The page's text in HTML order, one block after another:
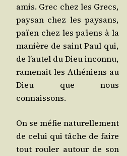
amis. Grec chez les Grecs,
pay­san chez les pay­sans,
païen chez les païens à la
manière de saint Paul qui,
de l’au­tel du Dieu incon­nu,
rame­nait les Athé­niens au
Dieu que nous
connaissons.
On se méfie natu­rel­le­ment
de celui qui tâche de faire
tout rou­ler autour de son